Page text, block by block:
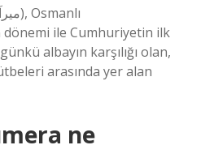
ile Cumhuriyetin ilk
albayın karşılığı olan,
arasında yer alan
ne